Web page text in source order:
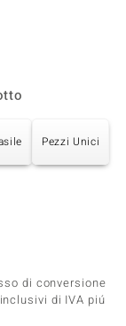
Pezzi Unici
di conversione
di IVA piú